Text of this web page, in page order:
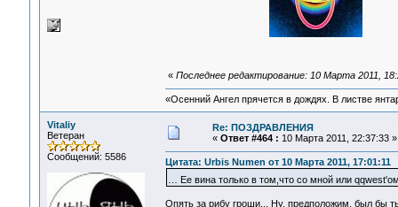
« Последнее редактирование: 10 Марта 2011,
«Осенний Ангел прячется в дождях. В листве
Vitaliy
Ветеран
Сообщений: 5586
Re: ПОЗДРАВЛЕНИЯ
« Ответ #464 : 10 Марта 2011, 22:37:33 »
Цитата: Urbis Numen от 10 Марта 2011, 17:01:11
… Ее вина только в том,что со мной или
Опять за рибу гроши... Ну, предположим, был бы